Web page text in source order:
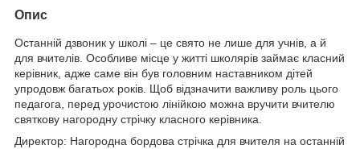
Опис
Останній дзвоник у школі – це свято не лише для учнів, а й
для вчителів. Особливе місце у житті школярів займає класний
керівник, адже саме він був головним наставником дітей
упродовж багатьох років. Щоб відзначити важливу роль цього
педагога, перед урочистою лінійкою можна вручити вчителю
святкову нагородну стрічку класного керівника.
Директор: Нагородна бордова стрічка для вчителя на останній